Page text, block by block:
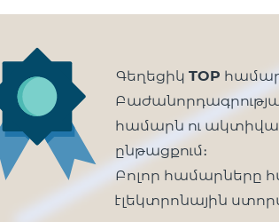
Գեղեցիկ TOP
համարն ու
ընթացքում։
Բոլոր համարները
էլեկտրոնային